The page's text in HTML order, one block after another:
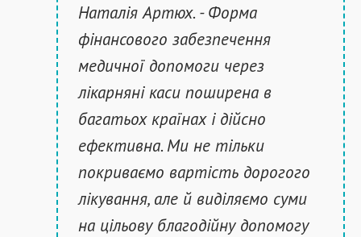
Наталія Артюх. - Форма
фінансового забезпечення
медичної допомоги через
лікарняні каси поширена в
багатьох країнах і дійсно
ефективна. Ми не тільки
покриваємо вартість дорогого
лікування, але й виділяємо суми
на цільову благодійну допомогу